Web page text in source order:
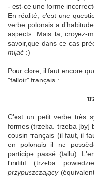
- est-ce une forme
En réalité, c’est une
verbe polonais a
aspects. Mais là, croyez-
savoir,que dans ce cas
mijać :)
Pour clore, il faut encore
"falloir" français :
C'est un petit verbe très
formes (trzeba, trzeba [by]
cousin français (il faut, il
en polonais il ne
participe passé (fallu).
l'inifitif (trzeba
przypuszczający